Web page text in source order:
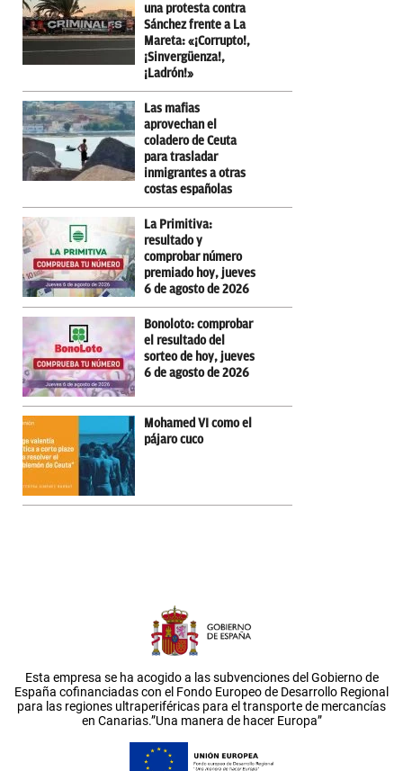
una protesta contra
Sánchez frente a La
Mareta: «¡Corrupto!,
¡Sinvergüenza!,
¡Ladrón!»
Las mafias
aprovechan el
coladero de Ceuta
para trasladar
inmigrantes a otras
costas españolas
La Primitiva:
resultado y
comprobar número
premiado hoy, jueves
6 de agosto de 2026
Bonoloto: comprobar
el resultado del
sorteo de hoy, jueves
6 de agosto de 2026
Mohamed VI como el
pájaro cuco
Esta empresa se ha acogido a las subvenciones del Gobierno de
España cofinanciadas con el Fondo Europeo de Desarrollo Regional
para las regiones ultraperiféricas para el transporte de mercancías
en Canarias.”Una manera de hacer Europa”